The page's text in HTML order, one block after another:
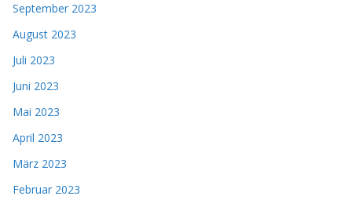
September 2023
August 2023
Juli 2023
Juni 2023
Mai 2023
April 2023
März 2023
Februar 2023